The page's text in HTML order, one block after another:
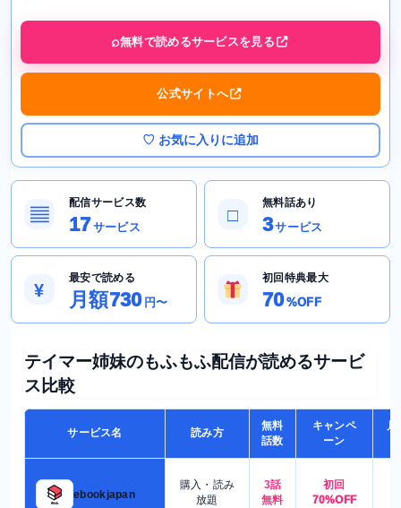
無料で読めるサービスを見る
公式サイトへ
♡ お気に入りに追加
▤
配信サービス数
17サービス
□
無料話あり
3サービス
¥
最安で読める
月額730 円〜
初回特典最大
70%OFF
テイマー姉妹のもふもふ配信が読めるサービ
ス比較
サービス名 読み方
無料
話数
キャンペ
ーン
月
ebookjapan
購入・読み
放題
3話
無料
初回
70%OFF